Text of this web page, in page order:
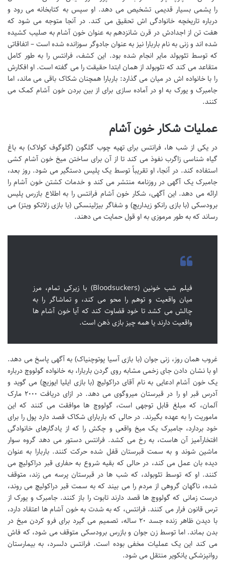
را پشمی بسیار قدیمی تشخیص می دهد. او سپس به کتابخانه می رود و
درباره تاریخچه خانوادگی اش تحقیق می کند. در آنجا متوجه می شود که
هفت تن از اجدادش در قرن شانزدهم به عنوان خون آشام به صلیب کشیده
شده اند و زنی به نام باربارا نیز به عنوان جادوگر سوزانده شده است – اتفاقاتی
که توسط تئوبولد مایر انجام شده بود. این کشف، فرانتس را به طور کامل
متقاعد می کند که تئوبولد از همان ابتدا حقیقت را می گفته است. او افکارش
را با خانواده اش در میان می گذارد: باربارا همچنان شکاک باقی می ماند، اما
جامبرک و یورک به او در آماده سازی برای از بین بردن خون آشام کمک می
کنند.
عملیات شکار خون آشام
در یکی از شب ها، فرانتس برای تهیه چوب گلگون (گلوگوف کولاک) به باغ
گیاه شناسی زاگرب نفوذ می کند تا از آن برای ساختن میخ خون آشام کشی
استفاده کند. در آنجا، او تقریباً توسط یک پلیس دستگیر می شود. روز بعد،
جامبرک یک آگهی در روزنامه منتشر می کند و خدمات کشتن خون آشام را
ارائه می دهد. این آگهی، شکار خون آشام فرانتس را به اطلاع بازرس پلیس
برودسکی (با بازی رانکو زیداریچ) و شفاگر بیژلینسکی (با بازی زلاتکو ویتز) می
رساند که به طور مرموزی به او قول حمایت می دهند.
فیلم شب خونین (Bloodsuckers) با زیرکی تمام، مرز
میان واقعیت و توهم را محو می کند، و تماشاگر را به
چالش می کشد تا خود قضاوت کند که آیا خون آشام ها
واقعیت دارند یا همه چیز بازی ذهن است.
غروب همان روز، زنی جوان (با بازی آسیا پوتوچنیاک) به آگهی پاسخ می دهد.
او با نشان دادن جای زخمی مشابه روی گردن باربارا، به خانواده گولووچ درباره
یک خون آشام ادعایی به نام آقای دراکولیچ (با بازی ایلیا ایوزیچ) می گوید و
آدرس قبر او را در قبرستان میروگوی می دهد. در ازای دریافت ۲۰۰۰ مارک
آلمان، که مبلغ قابل توجهی است، گولووچ ها موافقت می کنند که این
ماموریت را به عهده بگیرند. در حالی که باربارای شکاک قصد دارد پول را برای
خود بردارد، جامبرک یک میخ واقعی و چکش را که از یادگارهای خانوادگی
افتخارآمیز آن هاست، به رخ می کشد. فرانتس دستور می دهد گروه سوار
ماشین شوند و به سمت قبرستان قفل شده حرکت کنند. باربارا به عنوان
دیده بان عمل می کند، در حالی که بقیه شروع به حفاری قبر دراکولیچ می
کنند. او که توسط تئوبولد، که شب ها در قبرستان پرسه می زند، متوقف
شده، ناگهان گروهی از مردم را می بیند که به سمت قبر دراکولیچ می روند،
درست زمانی که گولووچ ها قصد دارند تابوت را باز کنند. جامبرک و یورک از
ترس قانون فرار می کنند. فرانتس، که به شدت به خون آشام ها اعتقاد دارد،
با دیدن ظاهر زنده جسد ۲۰ ساله، تصمیم می گیرد برای فرو کردن میخ در
بدن بماند. اما توسط زن جوان و بازرس برودسکی متوقف می شود، که فاش
می کند این یک عملیات مخفی بوده است. فرانتس دلسرد، به بیمارستان
روانپزشکی یانکویر منتقل می شود.